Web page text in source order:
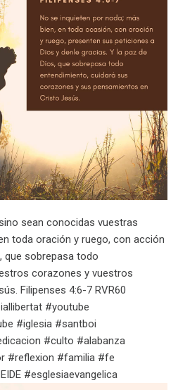
sean conocidas vuestras
toda oración y ruego, con acción
que sobrepasa todo
corazones y vuestros
Filipenses 4:6-7 RVR60
#youtube
#iglesia #santboi
#culto #alabanza
#reflexion #familia #fe
#esglesiaevangelica